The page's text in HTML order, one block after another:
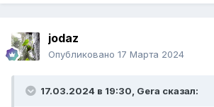
jodaz
Опубликовано 17 Марта 2024
17.03.2024 в 19:30, Gera сказал: